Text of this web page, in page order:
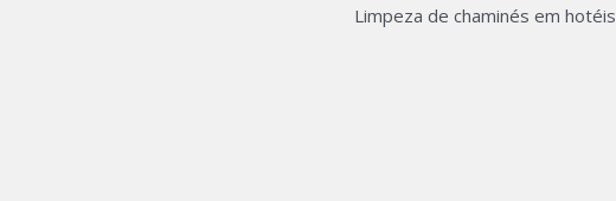
Limpeza de chaminés em hotéis